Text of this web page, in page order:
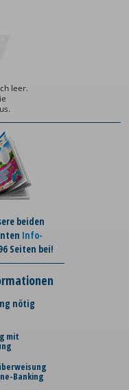
leer.
beiden
Info-
Seiten bei!
nötig
mit
Banking